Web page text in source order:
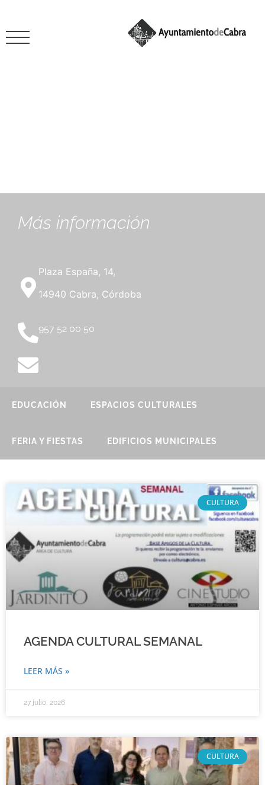
Más información
Plaza España, 14,
14940 Cabra, Córdoba
957 52 00 50
EDUCACIÓN ESPACIOS CULTURALES
FERIA Y FIESTAS EDIFICIOS MUNICIPALES
CULTURA
AGENDA CULTURAL SEMANAL
LEER MÁS »
27 julio, 2026
CULTURA